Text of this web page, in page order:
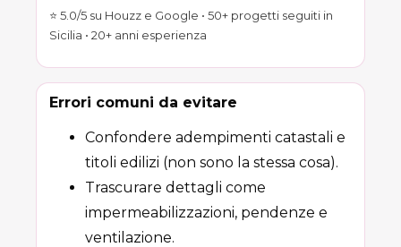
⭐ 5.0/5 su Houzz e Google • 50+ progetti seguiti in
Sicilia • 20+ anni esperienza
Errori comuni da evitare
Confondere adempimenti catastali e
titoli edilizi (non sono la stessa cosa).
Trascurare dettagli come
impermeabilizzazioni, pendenze e
ventilazione.